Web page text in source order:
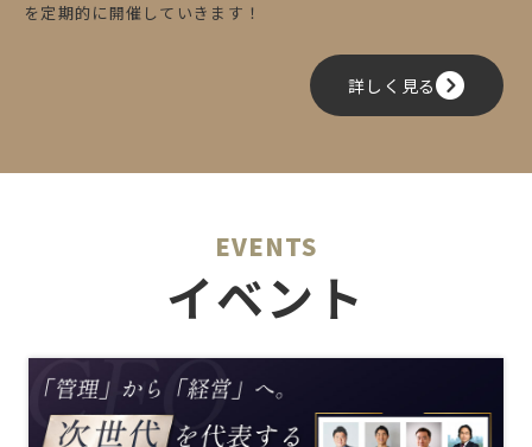
を定期的に開催していきます！
詳しく見る
EVENTS
イベント